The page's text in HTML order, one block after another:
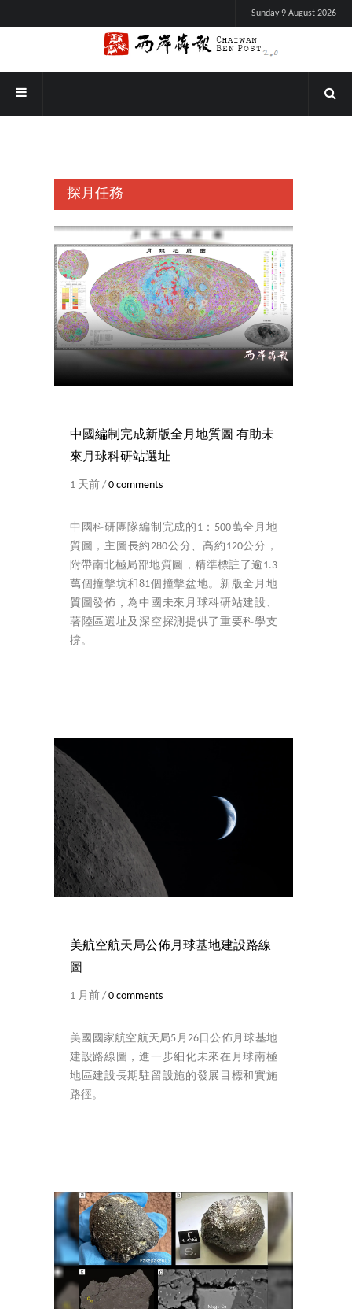
Sunday 9 August 2026
探月任務
中國編制完成新版全月地質圖 有助未
來月球科研站選址
1 天前 /0 comments
中國科研團隊編制完成的1：500萬全月地
質圖，主圖長約280公分、高約120公分，
附帶南北極局部地質圖，精準標註了逾1.3
萬個撞擊坑和81個撞擊盆地。新版全月地
質圖發佈，為中國未來月球科研站建設、
著陸區選址及深空探測提供了重要科學支
撐。
美航空航天局公佈月球基地建設路線
圖
1 月前 / 0 comments
美國國家航空航天局5月26日公佈月球基地
建設路線圖，進一步細化未來在月球南極
地區建設長期駐留設施的發展目標和實施
路徑。